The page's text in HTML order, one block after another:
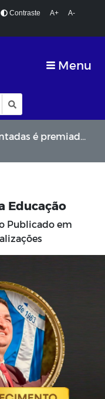
Contraste A+
A-
Menu
é premiada na Educação
Educação
Publicado em